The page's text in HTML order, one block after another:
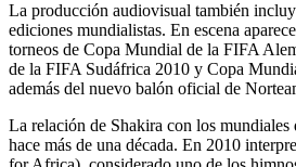
La producción audiovisual también
ediciones mundialistas. En escena
torneos de Copa Mundial de la FIFA
de la FIFA Sudáfrica 2010 y Copa
además del nuevo balón oficial de
La relación de Shakira con los
hace más de una década. En 2010